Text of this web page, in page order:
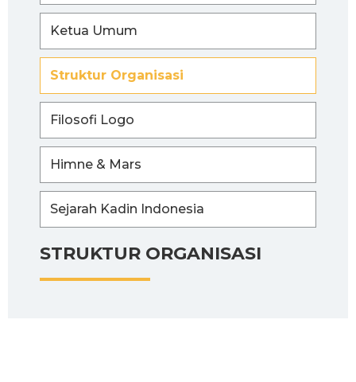
STRUKTUR ORGANISASI
Ketua Umum
Struktur Organisasi
Filosofi Logo
Himne & Mars
Sejarah Kadin Indonesia